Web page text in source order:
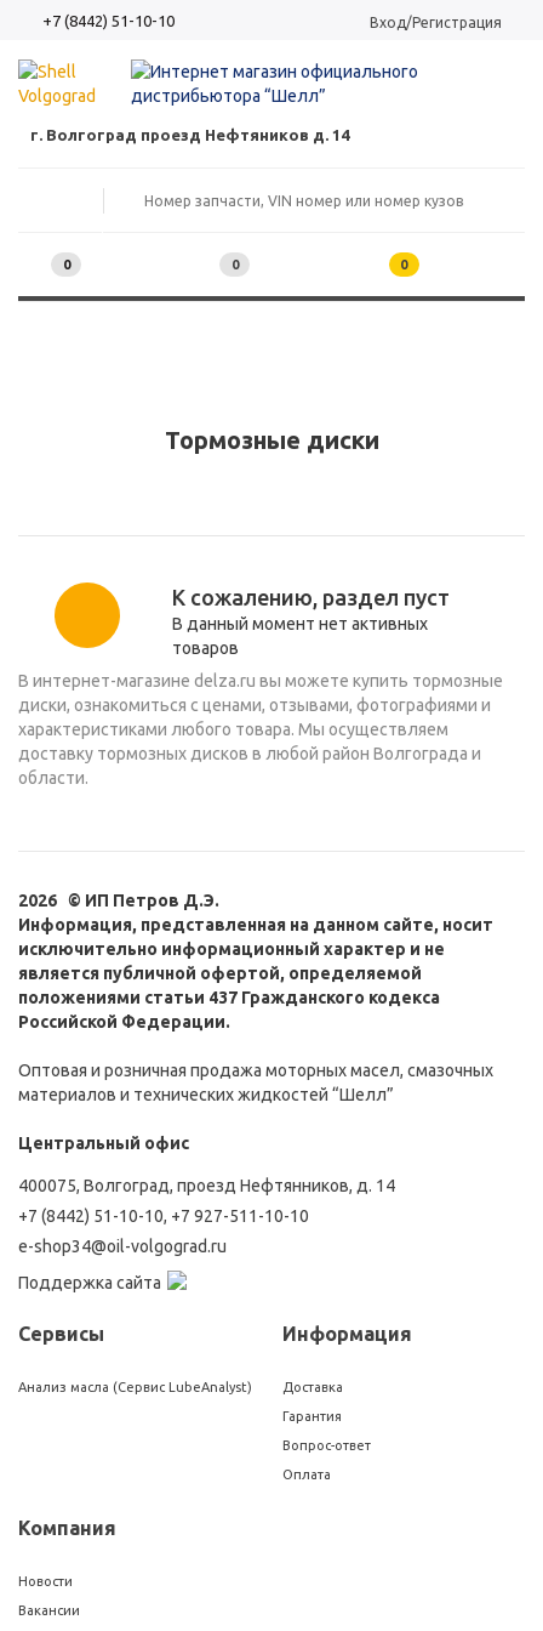
+7 (8442) 51-10-10 Вход/Регистрация
г. Волгоград проезд Нефтяников д. 14
0 0 0
Тормозные диски
К сожалению, раздел пуст
В данный момент нет активных
товаров
В интернет-магазине delza.ru вы можете купить тормозные
диски, ознакомиться с ценами, отзывами, фотографиями и
характеристиками любого товара. Мы осуществляем
доставку тормозных дисков в любой район Волгограда и
области.
2026 © ИП Петров Д.Э.
Информация, представленная на данном сайте, носит
исключительно информационный характер и не
является публичной офертой, определяемой
положениями статьи 437 Гражданского кодекса
Российской Федерации.
Оптовая и розничная продажа моторных масел, смазочных
материалов и технических жидкостей “Шелл”
Центральный офис
400075, Волгоград, проезд Нефтянников, д. 14
+7 (8442) 51-10-10, +7 927-511-10-10
e-shop34@oil-volgograd.ru
Поддержка сайта
Сервисы
Анализ масла (Сервис LubeAnalyst)
Информация
Доставка
Гарантия
Вопрос-ответ
Оплата
Компания
Новости
Вакансии